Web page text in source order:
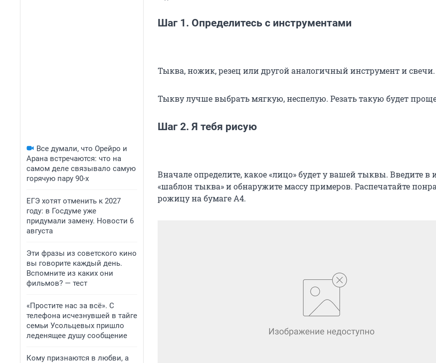
Все думали, что Орейро и
Арана встречаются: что на
самом деле связывало самую
горячую пару 90-х
ЕГЭ хотят отменить к 2027
году: в Госдуме уже
придумали замену. Новости 6
августа
Эти фразы из советского кино
вы говорите каждый день.
Вспомните из каких они
фильмов? — тест
«Простите нас за всё». С
телефона исчезнувшей в тайге
семьи Усольцевых пришло
леденящее душу сообщение
Кому признаются в любви, а
Шаг 1. Определитесь с инструментами
Тыква, ножик, резец или другой аналогичный инструмент и свечи.
Тыкву лучше выбрать мягкую, неспелую. Резать такую будет
Шаг 2. Я тебя рисую
Вначале определите, какое «лицо» будет у вашей тыквы. Введите в
«шаблон тыква» и обнаружите массу примеров. Распечатайте
рожицу на бумаге А4.